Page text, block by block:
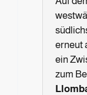
erneut
ein
zum